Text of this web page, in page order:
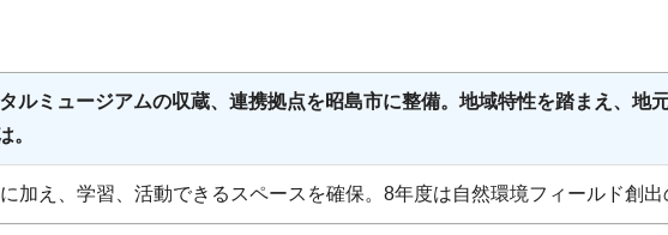
ルミュージアムの収蔵、連携拠点を昭島市に整備。地域特性を踏まえ、地
。
加え、学習、活動できるスペースを確保。8年度は自然環境フィールド創出